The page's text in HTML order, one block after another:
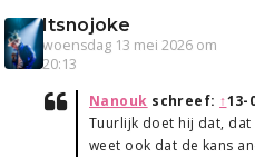
Itsnojoke
woensdag 13 mei 2026 om
20:13
Nanouk schreef: ↑13-
Tuurlijk doet hij dat,
weet ook dat de kans